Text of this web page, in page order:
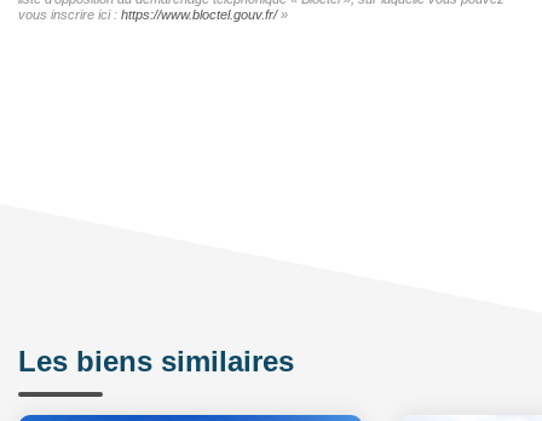
vous inscrire ici : https://www.bloctel.gouv.fr/»
Les biens similaires